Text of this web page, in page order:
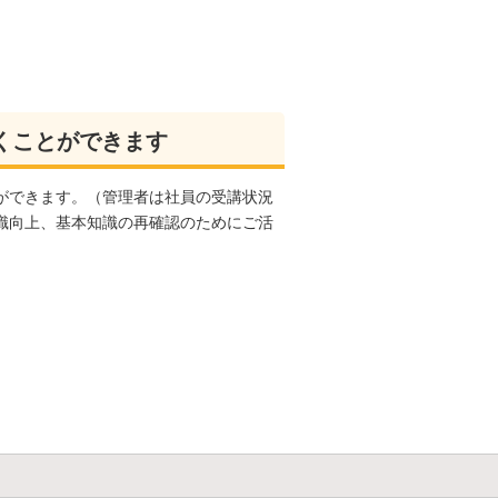
ことができます
きます。（管理者は社員の受講状況
上、基本知識の再確認のためにご活